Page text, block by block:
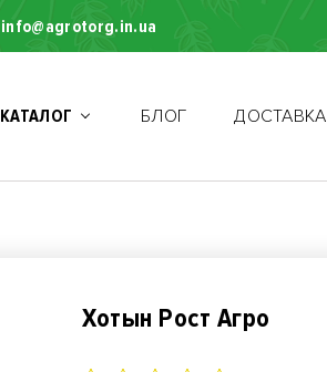
info@agrotorg.in.ua
КАТАЛОГ БЛОГ ДОСТАВКА
Хотын Рост Агро